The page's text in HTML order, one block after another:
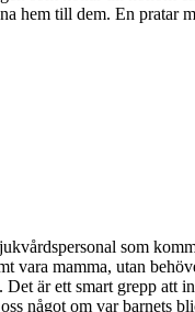
hem till dem. En pratar
som
vara mamma, utan
är ett smart grepp att
något om var barnets